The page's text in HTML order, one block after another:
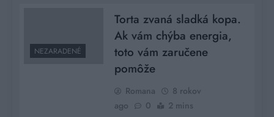
NEZARADENÉ
Torta zvaná sladká kopa.
Ak vám chýba energia,
toto vám zaručene
pomôže
Romana
8 rokov
ago
0 2 mins